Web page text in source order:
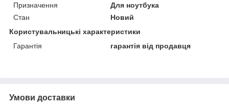
Призначення
Для ноутбука
Стан
Новий
Користувальницькі характеристики
Гарантія
гарантія від продавця
Умови доставки